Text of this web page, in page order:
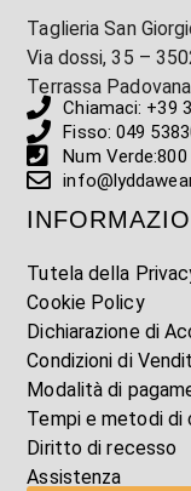
Taglieria San
Via dossi, 35 –
Terrassa
Chiamaci: +39
Fisso: 049
Num Verde:800
Tutela della
Cookie Policy
Dichiarazione di
Condizioni di
Modalità di
Tempi e metodi di
Diritto di recesso
Assistenza